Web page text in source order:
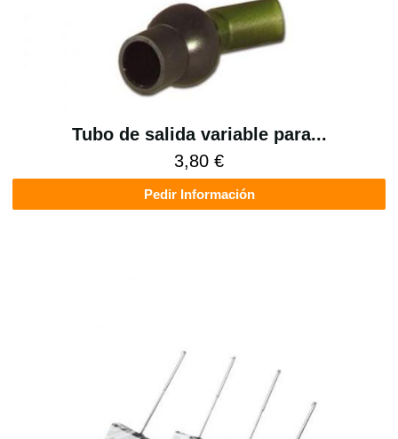
Tubo de salida variable para...
3,80 €
Pedir Información